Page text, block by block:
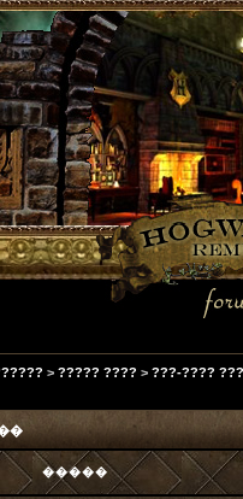
> ????? ???? > ???-????
�����